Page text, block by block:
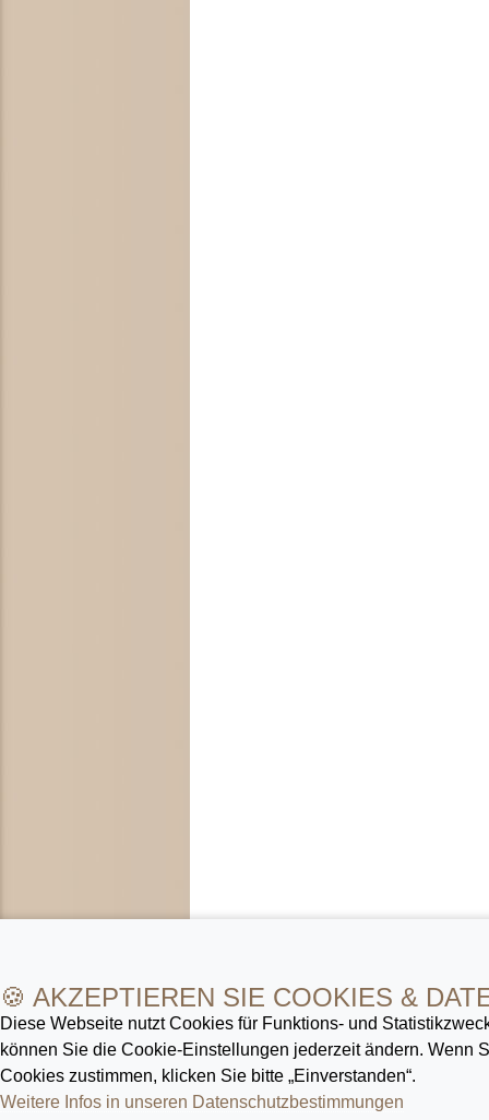
🍪 AKZEPTIEREN SIE COOKIES &
Diese Webseite nutzt Cookies für Funktions- und
können Sie die Cookie-Ein­stellungen jederzeit ändern. Wenn
Cookies zustimmen, klicken Sie bitte „Einverstanden“.
Weitere Infos in unseren Datenschutz­bestimmungen